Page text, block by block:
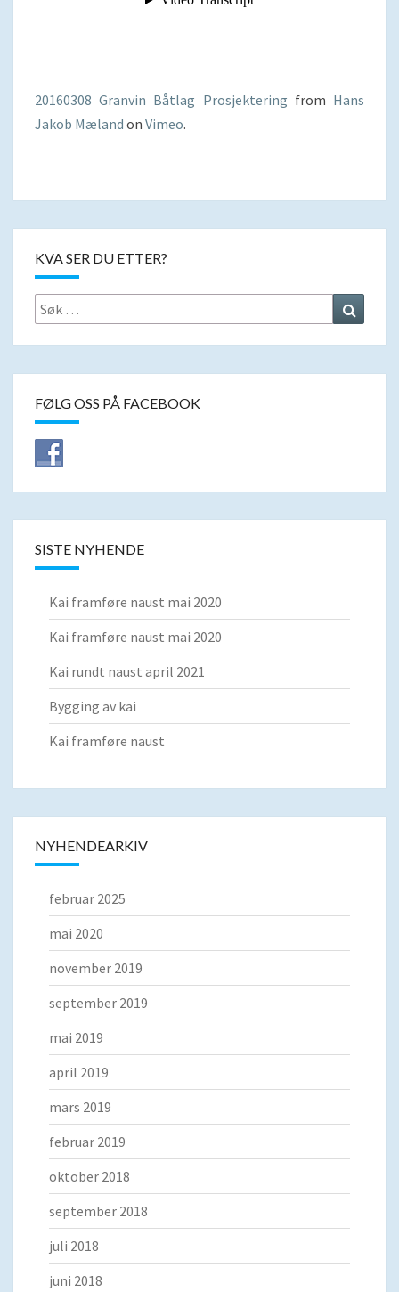
20160308 Granvin Båtlag Prosjektering from Hans
Jakob Mæland on Vimeo.
KVA SER DU ETTER?
Search
for:
FØLG OSS PÅ FACEBOOK
SISTE NYHENDE
Kai framføre naust mai 2020
Kai framføre naust mai 2020
Kai rundt naust april 2021
Bygging av kai
Kai framføre naust
NYHENDEARKIV
februar 2025
mai 2020
november 2019
september 2019
mai 2019
april 2019
mars 2019
februar 2019
oktober 2018
september 2018
juli 2018
juni 2018